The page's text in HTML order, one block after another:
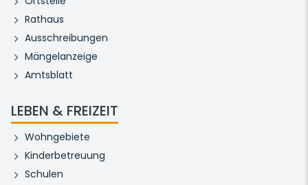
Rathaus
Ausschreibungen
Mängelanzeige
Amtsblatt
LEBEN & FREIZEIT
Wohngebiete
Kinderbetreuung
Schulen